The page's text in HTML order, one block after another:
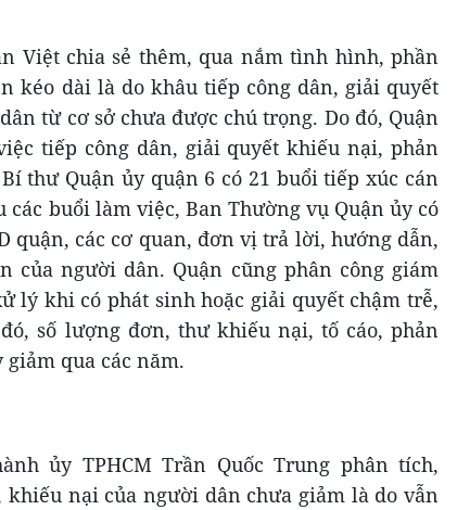
Việt chia sẻ thêm, qua nắm tình hình, phần
kéo dài là do khâu tiếp công dân, giải quyết
từ cơ sở chưa được chú trọng. Do đó, Quận
tiếp công dân, giải quyết khiếu nại, phản
thư Quận ủy quận 6 có 21 buổi tiếp xúc cán
buổi làm việc, Ban Thường vụ Quận ủy có
quận, các cơ quan, đơn vị trả lời, hướng dẫn,
của người dân. Quận cũng phân công giám
lý khi có phát sinh hoặc giải quyết chậm trễ,
số lượng đơn, thư khiếu nại, tố cáo, phản
qua các năm.
ủy TPHCM Trần Quốc Trung phân tích,
nại của người dân chưa giảm là do vẫn